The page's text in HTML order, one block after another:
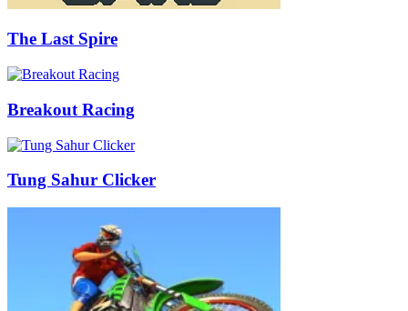
The Last Spire
Breakout Racing
Tung Sahur Clicker